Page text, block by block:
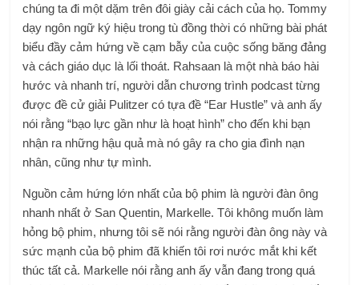
chúng ta đi một dặm trên đôi giày cải cách của họ. Tommy
dạy ngôn ngữ ký hiệu trong tù đồng thời có những bài phát
biểu đầy cảm hứng về cạm bẫy của cuộc sống băng đảng
và cách giáo dục là lối thoát. Rahsaan là một nhà báo hài
hước và nhanh trí, người dẫn chương trình podcast từng
được đề cử giải Pulitzer có tựa đề “Ear Hustle” và anh ấy
nói rằng “bạo lực gần như là hoạt hình” cho đến khi bạn
nhận ra những hậu quả mà nó gây ra cho gia đình nạn
nhân, cũng như tự mình.
Nguồn cảm hứng lớn nhất của bộ phim là người đàn ông
nhanh nhất ở San Quentin, Markelle. Tôi không muốn làm
hỏng bộ phim, nhưng tôi sẽ nói rằng người đàn ông này và
sức mạnh của bộ phim đã khiến tôi rơi nước mắt khi kết
thúc tất cả. Markelle nói rằng anh ấy vẫn đang trong quá